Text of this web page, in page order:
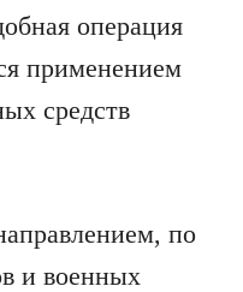
операция
применением
средств
по
и военных